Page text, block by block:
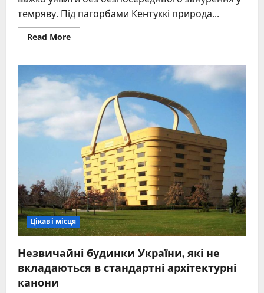
темряву. Під пагорбами Кентуккі природа...
Read MoreRead
more
як
виглядає
найдовша
підземна
система
світу
Цікаві місця
Незвичайні будинки України, які не
вкладаються в стандартні архітектурні
канони